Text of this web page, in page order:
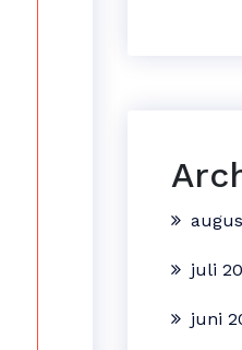
juli
juni